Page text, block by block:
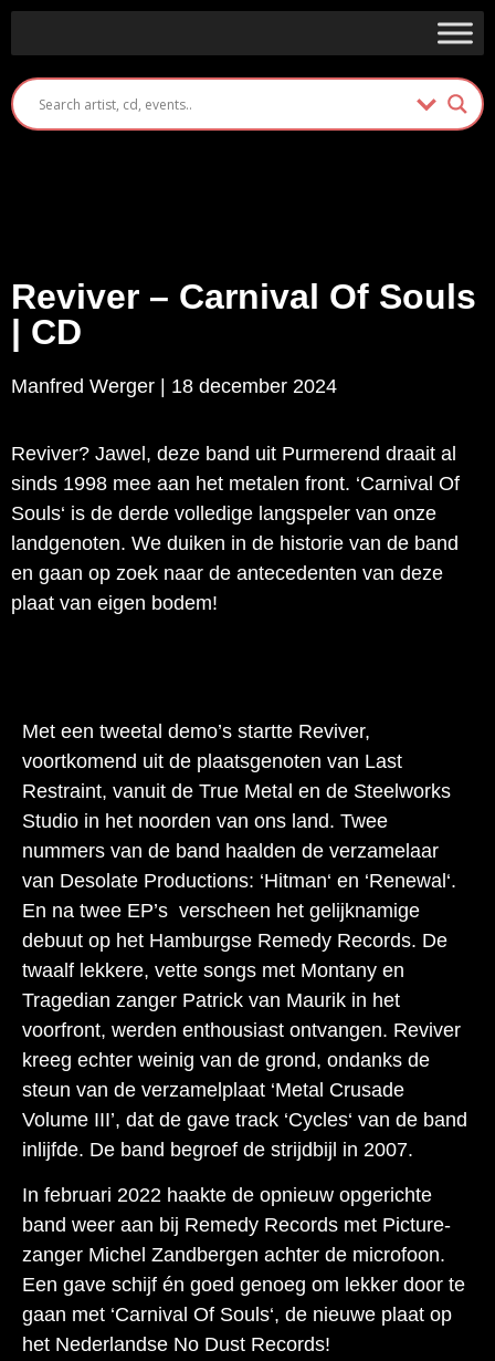
Reviver – Carnival Of Souls
| CD
Manfred Werger | 18 december 2024
Reviver? Jawel, deze band uit Purmerend draait al
sinds 1998 mee aan het metalen front. ‘Carnival Of
Souls‘ is de derde volledige langspeler van onze
landgenoten. We duiken in de historie van de band
en gaan op zoek naar de antecedenten van deze
plaat van eigen bodem!
Met een tweetal demo’s startte Reviver,
voortkomend uit de plaatsgenoten van Last
Restraint, vanuit de True Metal en de Steelworks
Studio in het noorden van ons land. Twee
nummers van de band haalden de verzamelaar
van Desolate Productions: ‘Hitman‘ en ‘Renewal‘.
En na twee EP’s verscheen het gelijknamige
debuut op het Hamburgse Remedy Records. De
twaalf lekkere, vette songs met Montany en
Tragedian zanger Patrick van Maurik in het
voorfront, werden enthousiast ontvangen. Reviver
kreeg echter weinig van de grond, ondanks de
steun van de verzamelplaat ‘Metal Crusade
Volume III’, dat de gave track ‘Cycles‘ van de band
inlijfde. De band begroef de strijdbijl in 2007.
In februari 2022 haakte de opnieuw opgerichte
band weer aan bij Remedy Records met Picture-
zanger Michel Zandbergen achter de microfoon.
Een gave schijf én goed genoeg om lekker door te
gaan met ‘Carnival Of Souls‘, de nieuwe plaat op
het Nederlandse No Dust Records!